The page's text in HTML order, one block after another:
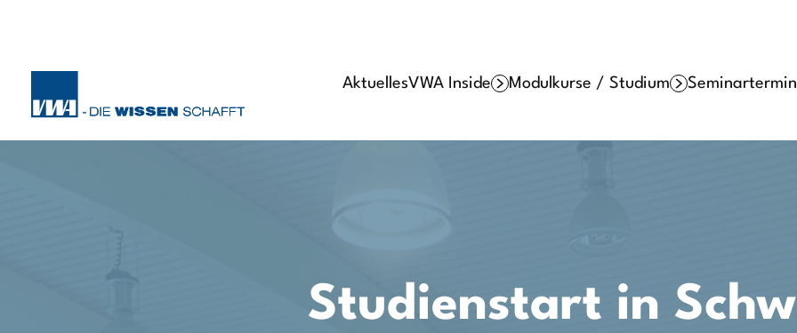
AktuellesVWA Inside Modulkurse / Studium
Studienstart in